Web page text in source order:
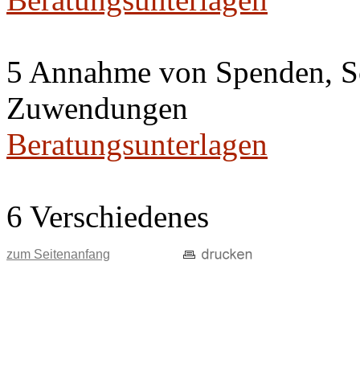
5 Annahme von Spenden,
Zuwendungen
Beratungsunterlagen
6 Verschiedenes
zum Seitenanfang